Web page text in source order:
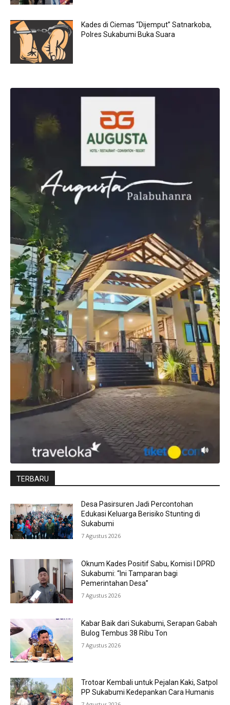
Kades di Ciemas “Dijemput” Satnarkoba,
Polres Sukabumi Buka Suara
TERBARU
Desa Pasirsuren Jadi Percontohan
Edukasi Keluarga Berisiko Stunting di
Sukabumi
7 Agustus 2026
Oknum Kades Positif Sabu, Komisi I DPRD
Sukabumi: “Ini Tamparan bagi
Pemerintahan Desa”
7 Agustus 2026
Kabar Baik dari Sukabumi, Serapan Gabah
Bulog Tembus 38 Ribu Ton
7 Agustus 2026
Trotoar Kembali untuk Pejalan Kaki, Satpol
PP Sukabumi Kedepankan Cara Humanis